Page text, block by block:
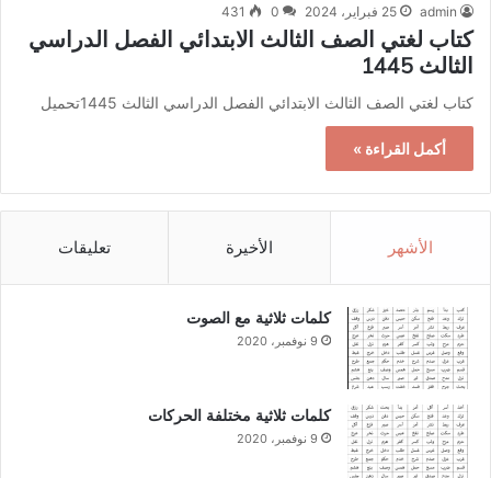
admin 25 فبراير، 2024 0
431
كتاب لغتي الصف الثالث الابتدائي الفصل الدراسي
الثالث 1445
كتاب لغتي الصف الثالث الابتدائي الفصل الدراسي الثالث 1445تحميل
أكمل القراءة »
الأشهر الأخيرة تعليقات
كلمات ثلاثية مع الصوت
9 نوفمبر، 2020
كلمات ثلاثية مختلفة الحركات
9 نوفمبر، 2020